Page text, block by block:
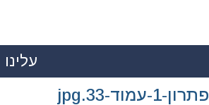
עלינו
פתרון-1-עמוד-33.jpg